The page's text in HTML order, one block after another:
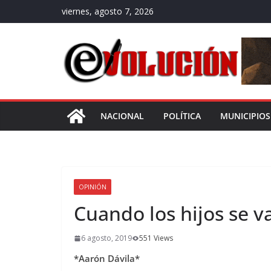
al
viernes, agosto 7, 2026
NACIONAL POLÍTICA MUNICIPIOS
OPINIÓN
Cuando los hijos se
6 agosto, 2019 551 Views
*Aarón Dávila*